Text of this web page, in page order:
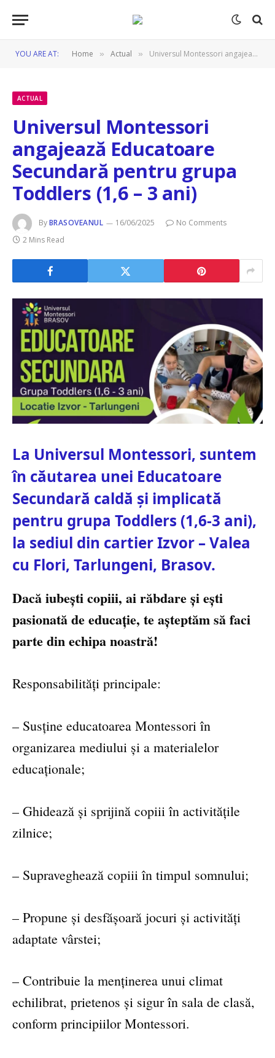
YOU ARE AT: Home » Actual » Universul Montessori angajează Educatoare Secundară pentru grupa Toddlers (1,6 – 3 ani)
ACTUAL
Universul Montessori
angajează Educatoare
Secundară pentru grupa
Toddlers (1,6 – 3 ani)
ByBRASOVEANUL 16/06/2025
No Comments
2 Mins Read
La Universul Montessori, suntem
în căutarea unei Educatoare
Secundară caldă și implicată
pentru grupa Toddlers (1,6-3 ani),
la sediul din cartier Izvor – Valea
cu Flori, Tarlungeni, Brasov.
Dacă iubești copiii, ai răbdare și ești
pasionată de educație, te așteptăm să faci
parte din echipa noastră!
Responsabilități principale:
– Susține educatoarea Montessori în
organizarea mediului și a materialelor
educaționale;
– Ghidează și sprijină copiii în activitățile
zilnice;
– Supraveghează copiii în timpul somnului;
– Propune și desfășoară jocuri și activități
adaptate vârstei;
– Contribuie la menținerea unui climat
echilibrat, prietenos și sigur în sala de clasă,
conform principiilor Montessori.